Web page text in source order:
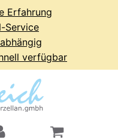
Erfahrung
Service
verfügbar